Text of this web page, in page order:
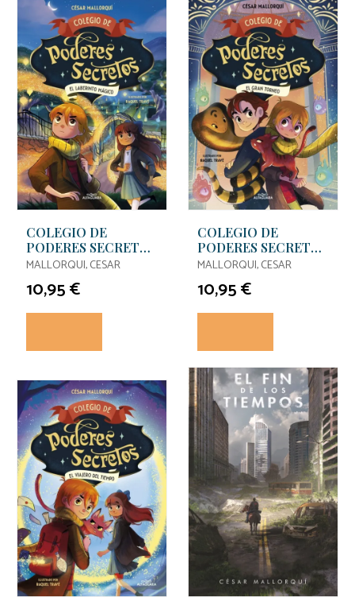
COLEGIO DE
PODERES SECRETOS
5 - EL LABERINTO
MALLORQUI, CESAR
10,95 €
COLEGIO DE
PODERES SECRETOS
4 - EL GRAN
MALLORQUI, CESAR
10,95 €